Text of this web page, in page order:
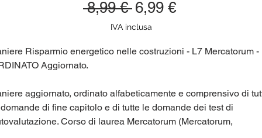
8,99 € Prezzo
regolare
6,99 €Prezzo
IVA inclusa
Risparmio energetico nelle costruzioni - L7 Mercatorum -
Aggiornato.
aggiornato, ordinato alfabeticamente e comprensivo di
di fine capitolo e di tutte le domande dei test di
Corso di laurea Mercatorum (Mercatorum,